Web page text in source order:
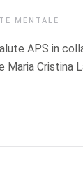
MENTALE
APS in
Cristina